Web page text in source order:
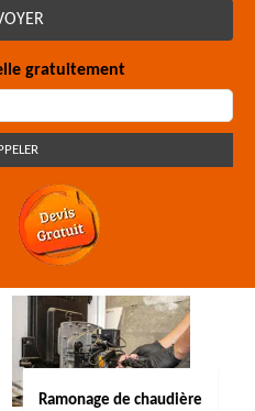
gratuitement
Ramonage de chaudière